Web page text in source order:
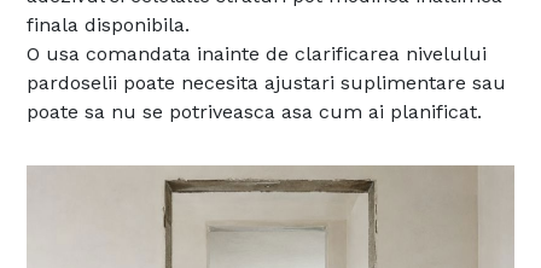
finala disponibila.
O usa comandata inainte de clarificarea nivelului
pardoselii poate necesita ajustari suplimentare sau
poate sa nu se potriveasca asa cum ai planificat.